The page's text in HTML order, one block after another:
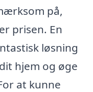
på,
prisen. En
løsning
hjem og øge
at kunne